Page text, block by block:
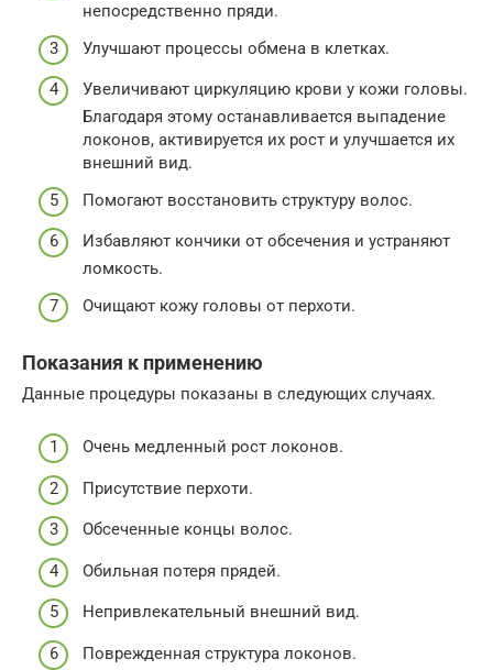
непосредственно пряди.
Улучшают процессы обмена в клетках.
Увеличивают циркуляцию крови у кожи головы.
Благодаря этому останавливается выпадение
локонов, активируется их рост и улучшается их
внешний вид.
Помогают восстановить структуру волос.
Избавляют кончики от обсечения и устраняют
ломкость.
Очищают кожу головы от перхоти.
Показания к применению
Данные процедуры показаны в следующих случаях.
Очень медленный рост локонов.
Присутствие перхоти.
Обсеченные концы волос.
Обильная потеря прядей.
Непривлекательный внешний вид.
Поврежденная структура локонов.